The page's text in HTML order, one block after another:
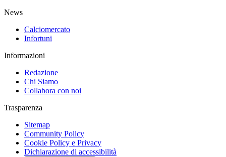
News
Calciomercato
Infortuni
Informazioni
Redazione
Chi Siamo
Collabora con noi
Trasparenza
Sitemap
Community Policy
Cookie Policy e Privacy
Dichiarazione di accessibilità